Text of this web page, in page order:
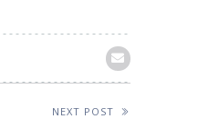
NEXT POST